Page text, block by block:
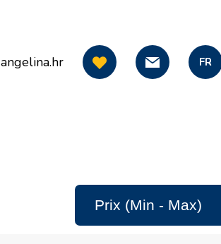
FR